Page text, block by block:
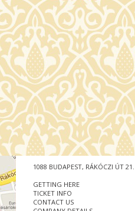
1088 BUDAPEST, RÁKÓCZI ÚT 21.
GETTING HERE
TICKET INFO
CONTACT US